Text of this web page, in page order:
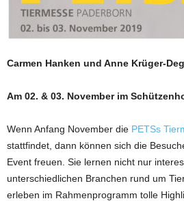
Carmen Hanken und Anne Krüger-
Am 02. & 03. November im
Wenn Anfang November die PETSs
stattfindet, dann können sich die
Event freuen. Sie lernen nicht nur
unterschiedlichen Branchen rund um
erleben im Rahmenprogramm tolle